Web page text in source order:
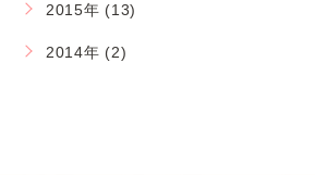
2015年 (13)
2014年 (2)